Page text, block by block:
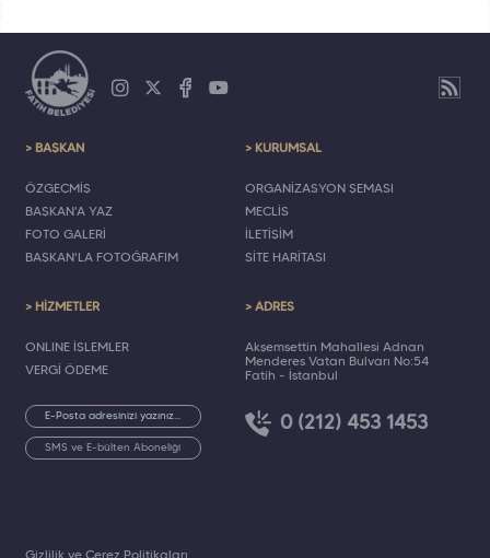
> BAŞKAN
ÖZGEÇMİŞ
BAŞKAN'A YAZ
FOTO GALERİ
BAŞKAN'LA FOTOĞRAFIM
> KURUMSAL
ORGANİZASYON ŞEMASI
MECLİS
İLETİŞİM
SİTE HARİTASI
> HİZMETLER
ONLINE İŞLEMLER
VERGİ ÖDEME
SMS ve E-bülten Aboneliği
> ADRES
Akşemsettin Mahallesi Adnan
Menderes Vatan Bulvarı No:54
Fatih - İstanbul
0 (212) 453 1453
Gizlilik ve Çerez Politikaları